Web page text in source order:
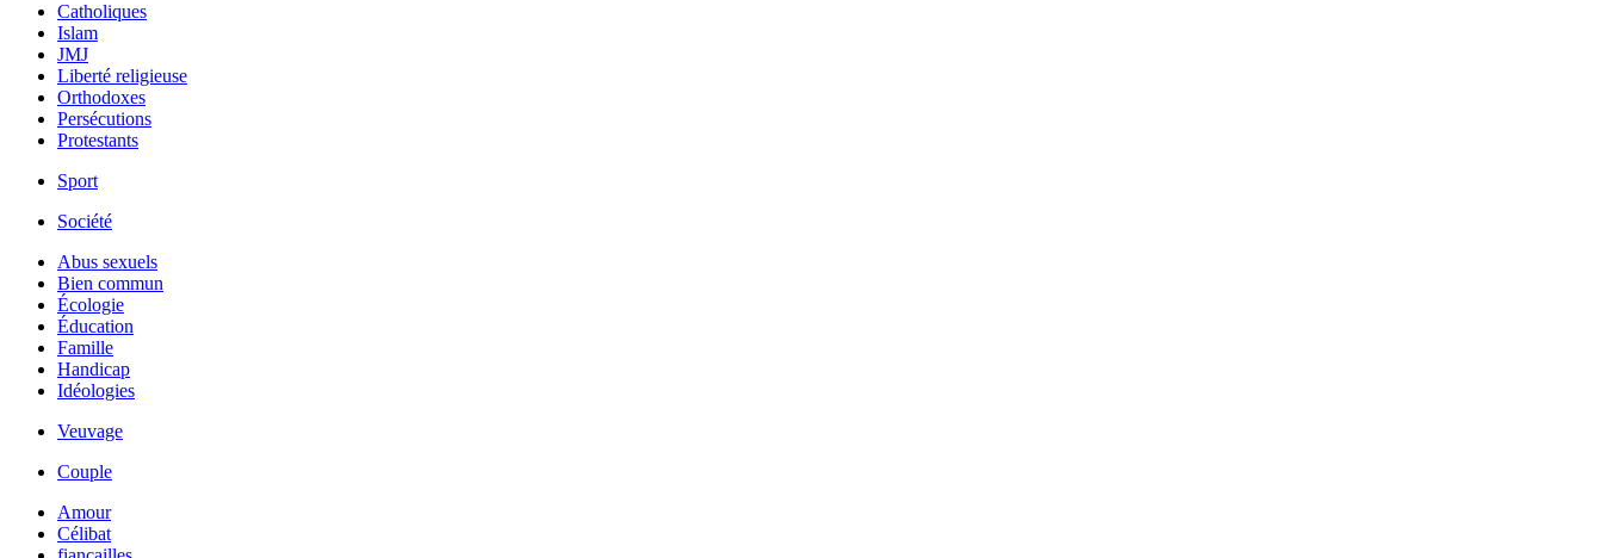
Catholiques
Islam
JMJ
Liberté religieuse
Orthodoxes
Persécutions
Protestants
Sport
Société
Abus sexuels
Bien commun
Écologie
Éducation
Famille
Handicap
Idéologies
Veuvage
Couple
Amour
Célibat